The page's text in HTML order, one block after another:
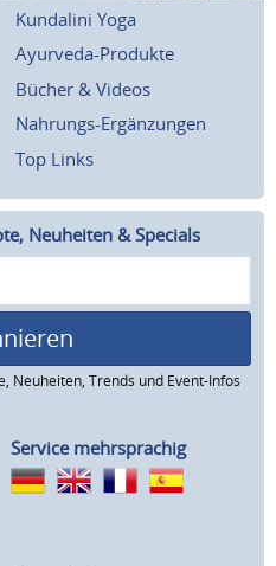
Kundalini Yoga
Ayurveda-Produkte
Bücher & Videos
Nahrungs-Ergänzungen
Top Links
Neuheiten & Specials
Neuheiten, Trends und Event-Infos
Service mehrsprachig